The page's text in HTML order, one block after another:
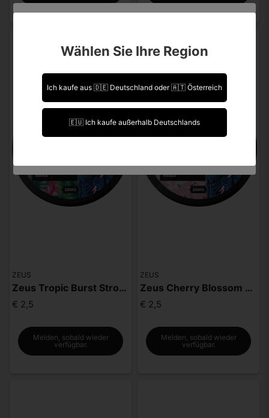
ZEUS
Zeus Tropic Burst Strong
€ 2,5
Melden, sobald wieder
verfügbar.
ZEUS
Zeus Cherry Blossom Strong
€ 2,5
Melden, sobald wieder
verfügbar.
Leider können Sie Ihre Daten nicht selbst ändern.
Ich bin über 18 Jahre alt.
Ich bin unter 18 Jahre alt.
Wählen Sie Ihre Region
Ich kaufe aus 🇩🇪 Deutschland oder 🇦🇹 Österreich
🇪🇺 Ich kaufe außerhalb Deutschlands